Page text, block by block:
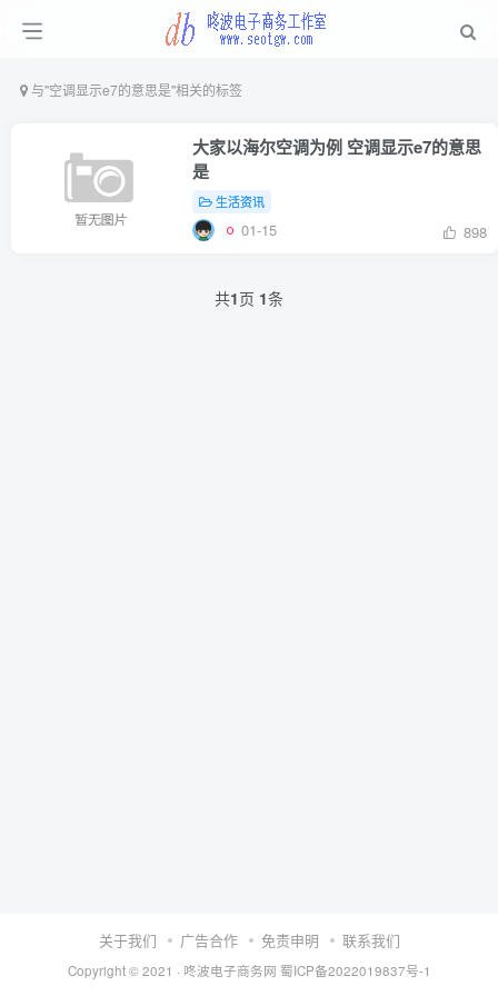
与"空调显示e7的意思是"相关的标签
大家以海尔空调为例 空调显示e7的意思
是
生活资讯
01-15 898
共1页 1条
关于我们 广告合作 免责申明 联系我们
Copyright © 2021 · 咚波电子商务网 蜀ICP备2022019837号-1